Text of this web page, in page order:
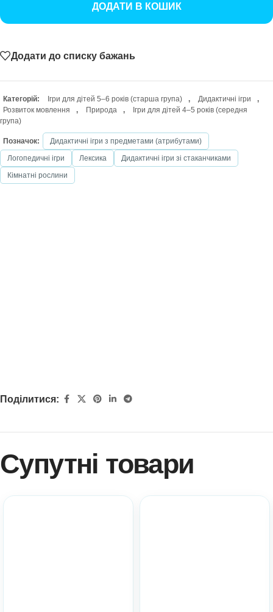
ДОДАТИ В КОШИК
Додати до списку бажань
Категорій: Ігри для дітей 5–6 років (старша група) , Дидактичні ігри
,
Розвиток мовлення
, Природа ,
Ігри для дітей 4–5 років (середня
група)
Позначок:
Дидактичні ігри з предметами (атрибутами)
Логопедичні ігри
Лексика
Дидактичні ігри зі стаканчиками
Кімнатні рослини
Поділитися:
Супутні товари